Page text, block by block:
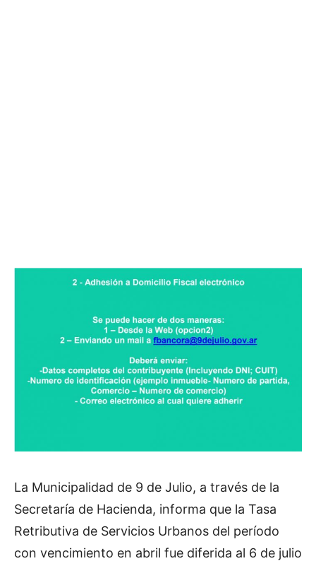
La Municipalidad de 9 de Julio, a través de la
Secretaría de Hacienda, informa que la Tasa
Retributiva de Servicios Urbanos del período
con vencimiento en abril fue diferida al 6 de julio